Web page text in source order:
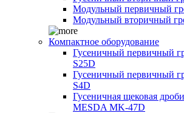
Модульный первичный
Модульный вторичный
Компактное оборудование
Гусеничный первичный
S25D
Гусеничный первичный
S4D
Гусеничная щековая
MESDA MK-47D